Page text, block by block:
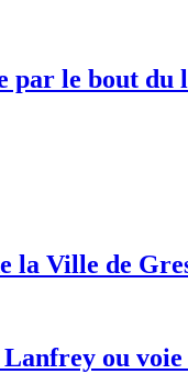
par le bout
la Ville de
ou